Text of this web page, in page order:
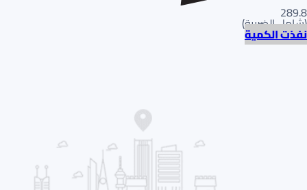
289.8
(شامل الضريبة)
نفذت الكمية